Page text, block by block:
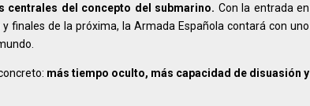
centrales del concepto del submarino. Con la entrada en
finales de la próxima, la Armada Española contará con uno
más tiempo oculto, más capacidad de disuasión y